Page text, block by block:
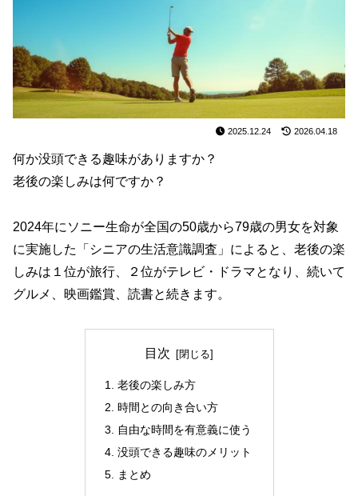
2025.12.24 2026.04.18
何か没頭できる趣味がありますか？
老後の楽しみは何ですか？
2024年にソニー生命が全国の50歳から79歳の男女を対象
に実施した「シニアの生活意識調査」によると、老後の楽
しみは１位が旅行、２位がテレビ・ドラマとなり、続いて
グルメ、映画鑑賞、読書と続きます。
目次
老後の楽しみ方
時間との向き合い方
自由な時間を有意義に使う
没頭できる趣味のメリット
まとめ